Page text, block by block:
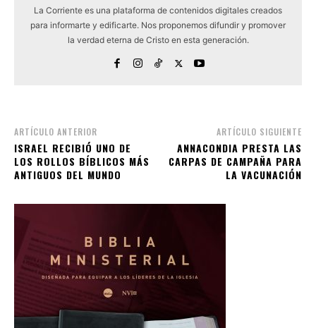
La Corriente es una plataforma de contenidos digitales creados
para informarte y edificarte. Nos proponemos difundir y promover
la verdad eterna de Cristo en esta generación.
ARTÍCULO ANTERIOR
ISRAEL RECIBIÓ UNO DE
LOS ROLLOS BÍBLICOS MÁS
ANTIGUOS DEL MUNDO
ARTÍCULO SIGUIENTE
ANNACONDIA PRESTA LAS
CARPAS DE CAMPAÑA PARA
LA VACUNACIÓN